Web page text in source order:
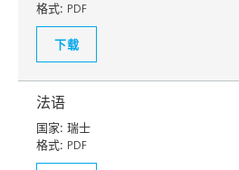
格式: PDF
下载
法语
国家: 瑞士
格式: PDF